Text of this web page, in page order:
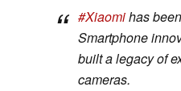
#Xiaomihas
Smartphone
built a legacy of
cameras.